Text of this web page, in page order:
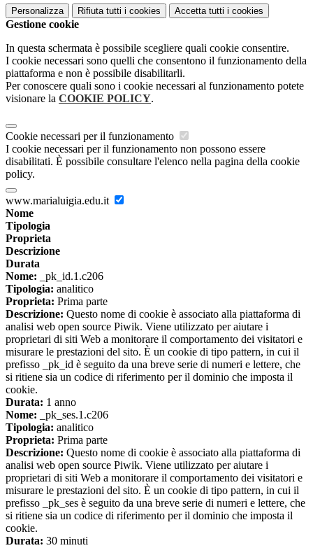
Personalizza Rifiuta tutti i cookies Accetta tutti i cookies
Gestione cookie
In questa schermata è possibile scegliere quali cookie consentire.
I cookie necessari sono quelli che consentono il funzionamento della
piattaforma e non è possibile disabilitarli.
Per conoscere quali sono i cookie necessari al funzionamento potete
visionare la COOKIE POLICY.
Cookie necessari per il funzionamento
I cookie necessari per il funzionamento non possono essere
disabilitati. È possibile consultare l'elenco nella pagina della cookie
policy.
www.marialuigia.edu.it
Nome
Tipologia
Proprieta
Descrizione
Durata
Nome: _pk_id.1.c206
Tipologia: analitico
Proprieta: Prima parte
Descrizione: Questo nome di cookie è associato alla piattaforma di
analisi web open source Piwik. Viene utilizzato per aiutare i
proprietari di siti Web a monitorare il comportamento dei visitatori e
misurare le prestazioni del sito. È un cookie di tipo pattern, in cui il
prefisso _pk_id è seguito da una breve serie di numeri e lettere, che
si ritiene sia un codice di riferimento per il dominio che imposta il
cookie.
Durata: 1 anno
Nome: _pk_ses.1.c206
Tipologia: analitico
Proprieta: Prima parte
Descrizione: Questo nome di cookie è associato alla piattaforma di
analisi web open source Piwik. Viene utilizzato per aiutare i
proprietari di siti Web a monitorare il comportamento dei visitatori e
misurare le prestazioni del sito. È un cookie di tipo pattern, in cui il
prefisso _pk_ses è seguito da una breve serie di numeri e lettere, che
si ritiene sia un codice di riferimento per il dominio che imposta il
cookie.
Durata: 30 minuti